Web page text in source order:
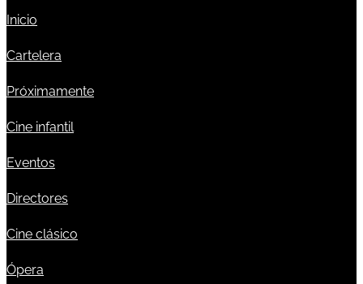
Inicio
Cartelera
Próximamente
Cine infantil
Eventos
Directores
Cine clásico
Ópera